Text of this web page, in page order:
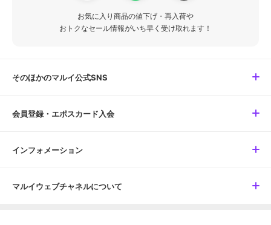
お気に入り商品の値下げ・再入荷や
おトクなセール情報がいち早く受け取れます！
そのほかのマルイ公式SNS
会員登録・エポスカード入会
インフォメーション
マルイウェブチャネルについて